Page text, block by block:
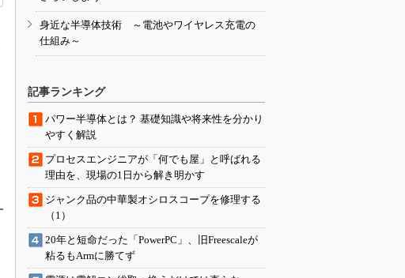
身近な半導体技術 ～電池やワイヤレス充電の
仕組み～
記事ランキング
パワー半導体とは？ 基礎知識や将来性を分かり
やすく解説
プロセスエンジニアが「何でも屋」と呼ばれる
理由を、現場の1日から解き明かす
ジャンク品の中華製オシロスコープを修理する
（1）
20年と短命だった「PowerPC」、旧Freescaleが
粘るもArmに勝てず